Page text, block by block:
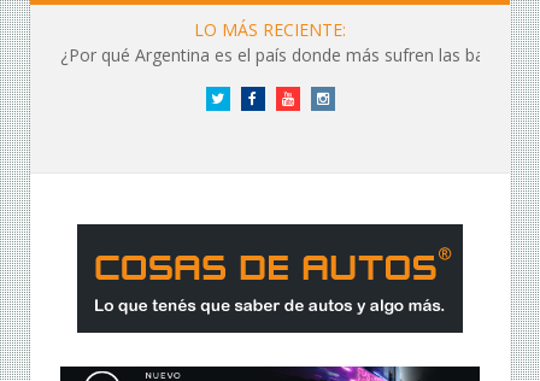
LO MÁS RECIENTE:
¿Por qué Argentina es el país donde más sufren las baterías?
Twitter FacebookYouTubeInstagram